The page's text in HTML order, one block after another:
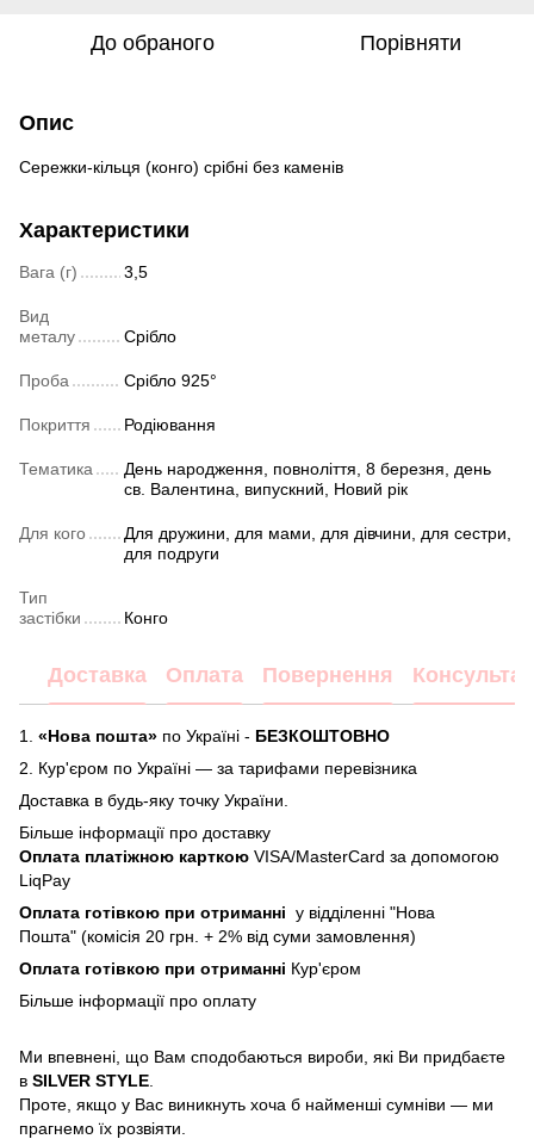
До обраного Порівняти
Опис
Сережки-кільця (конго) срібні без каменів
Характеристики
Вага (г) 3,5
Вид
металу
Срібло
Проба Срібло 925°
Покриття Родіювання
Тематика
День народження, повноліття, 8 березня, день
св. Валентина, випускний, Новий рік
Для кого
Для дружини, для мами, для дівчини, для сестри,
для подруги
Тип
застібки
Конго
Доставка Оплата Повернення
1. «Нова пошта» по Україні - БЕЗКОШТОВНО
2.
Кур'єром по Україні — за тарифами перевізника
Доставка в будь-яку точку України.
Більше інформації про доставку
Оплата платіжною карткою VISA/MasterCard за допомогою
LiqPay
Оплата готівкою при отриманні у відділенні "Нова
Пошта" (комісія 20 грн. + 2% від суми замовлення)
Оплата готівкою при отриманні Кур'єром
Більше інформації про оплату
Ми впевнені, що Вам сподобаються вироби, які Ви придбаєте
в SILVER STYLE
Проте, якщо у Вас виникнуть хоча б найменші сумніви — ми
прагнемо їх розвіяти.